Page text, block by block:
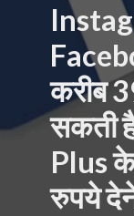
करीब
सकती
Plus
रुपये